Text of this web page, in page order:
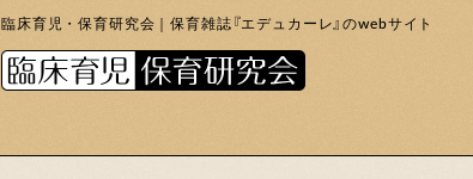
臨床育児・保育研究会｜保育雑誌『エデュカーレ』のwebサイト